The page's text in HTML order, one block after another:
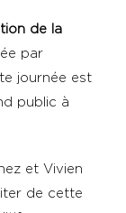
de la
par
journée est
public à
et Vivien
de cette